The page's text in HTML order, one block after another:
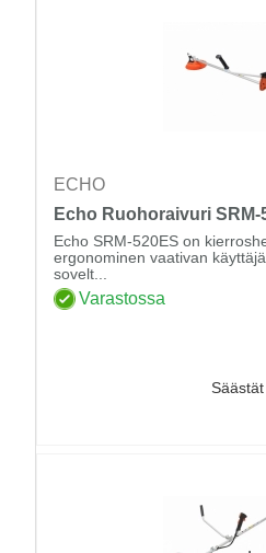
ECHO
Echo Ruohoraivuri SRM-
Echo SRM-520ES on
ergonominen vaativan
sovelt...
Varastossa
Säästät